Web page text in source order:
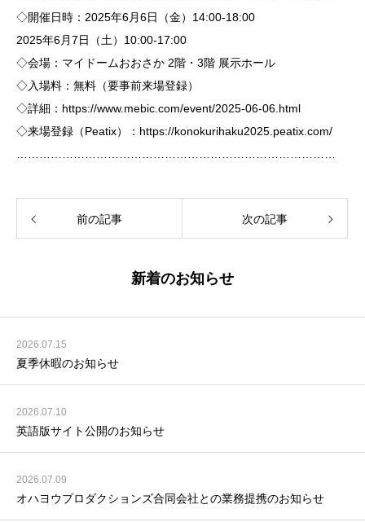
◇開催日時：2025年6月6日（金）14:00-18:00
2025年6月7日（土）10:00-17:00
◇会場：マイドームおおさか 2階・3階 展示ホール
◇入場料：無料（要事前来場登録）
◇詳細： https://www. mebic .com/event/2025-06-06.html
◇来場登録（Peatix）： https://konokurihaku2025.peatix.com/
前の記事 次の記事
新着のお知らせ
2026.07.15
夏季休暇のお知らせ
2026.07.10
英語版サイト公開のお知らせ
2026.07.09
オハヨウプロダクションズ合同会社との業務提携のお知らせ